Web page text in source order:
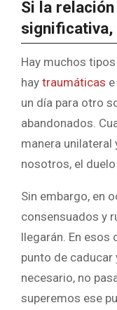
Si la
Hay muchos
hay traumáticas
un día para otro
abandonados.
manera unilateral
nosotros, el
Sin embargo, en
consensuados y
llegarán. En esos
punto de caducar
necesario, no
superemos ese